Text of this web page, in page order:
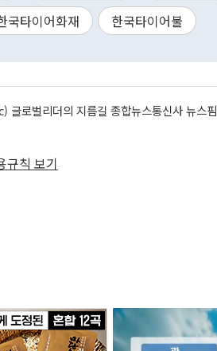
국타이어화재 한국타이어불
글로벌리더의 지름길 종합뉴스통신사 뉴
규칙 보기